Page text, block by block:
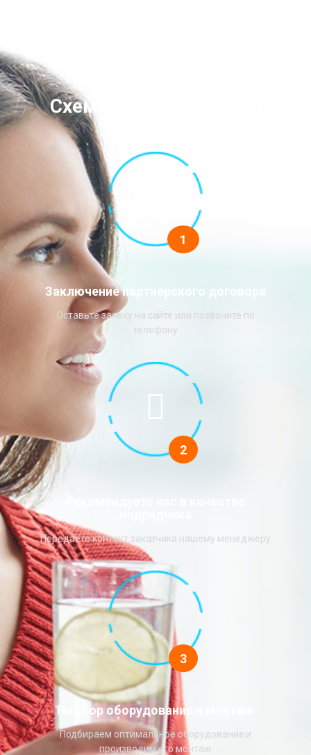
Схема сотрудничества
1
Заключение партнерского договора
Оставьте заявку на сайте или позвоните по
телефону
2
Передаёте контакт заказчика нашему менеджеру
3
Подбор оборудования и монтаж
Подбираем оптимальное оборудование и
производим его монтаж